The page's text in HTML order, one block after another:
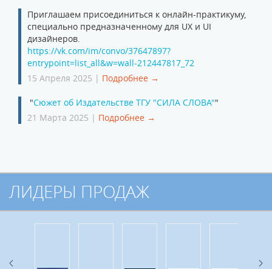
Приглашаем присоединиться к онлайн-практикуму,
специально предназначенному для UX и UI
дизайнеров.
https://vk.com/im/convo/37647897?
entrypoint=list_all&w=wall-212447817_72
15 Апреля 2025 | Подробнее →
"Сюжет об Издательстве ТГУ "СИЛА СЛОВА""
21 Марта 2025 | Подробнее →
ЛИДЕРЫ ПРОДАЖ